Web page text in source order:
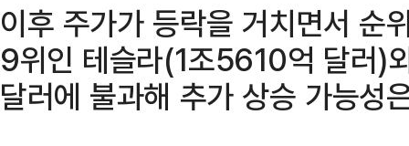
이후 주가가 등락을 거치면서 순
9위인 테슬라(1조5610억 달러)
달러에 불과해 추가 상승 가능성